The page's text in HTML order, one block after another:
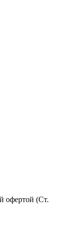
офертой (Ст.